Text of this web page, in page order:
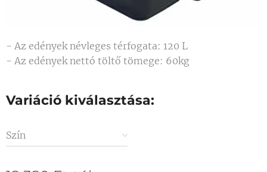
- Az edények névleges térfogata: 120 L
- Az edények nettó töltő tömege: 60kg
Variáció kiválasztása:
Szín